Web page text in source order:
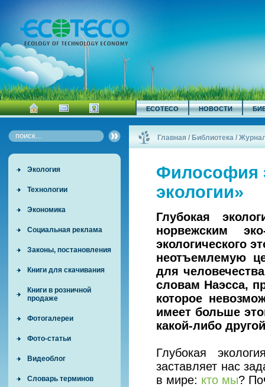
ECOTECO НОВОСТИ
Экология
Технологии
Экономика
Социальная реклама
Законы, постановления
Книги для скачивания
Книги в розничной
продаже
Фотогалереи
Фото-статьи
Видеоблог
Словарь терминов
Главная / Библиотека /
Философия
экологии»
Глубокая
норвежским
экологического
неотъемлемую
для
словам Наэсса,
которое
имеет больше
какой-либо
Глубокая
заставляет нас
в мире: кто мы?